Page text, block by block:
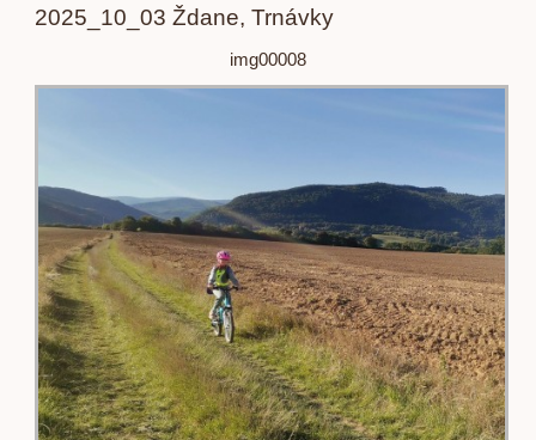
2025_10_03 Ždane, Trnávky
img00008